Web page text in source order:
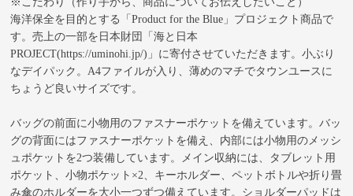
海洋保全を目的とする「Product for the Blue」プロジェクト商品で
す。売上の一部を日本財団「海と日本
PROJECT(https://uminohi.jp/)」に寄付させていただきます。小ぶり
なデイパック。A4ファイルが入り、薄めのマチでタウンユースに
ちょうど良いサイズです。
バッグの前面に小物用のファスナーポケットを備えています。バッ
グの背面にはファスナーポケットを備え、内部には小物用のメッシ
ュポケットを2つ装備しています。メイン収納には、タブレット用
ポケット、小物ポケット×2、キーホルダー、ペットボトルや折り畳
み傘のホルダーを大小一つずつ備えています。ショルダーパッドは